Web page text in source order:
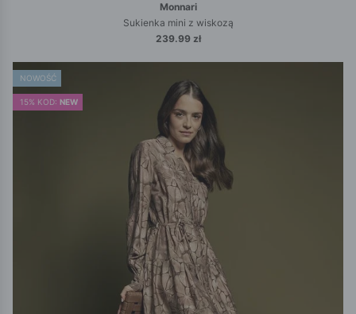
Monnari
Sukienka mini z wiskozą
239.99 zł
NOWOŚĆ
15% KOD: NEW